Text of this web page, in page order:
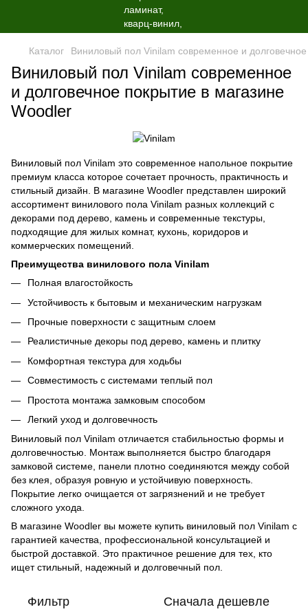
Каталог Виниловый пол Vinilam современное и
Виниловый пол Vinilam современное
и долговечное покрытие в магазине
Woodler
Виниловый пол Vinilam это современное напольное покрытие
премиум класса которое сочетает прочность, практичность и
стильный дизайн. В магазине Woodler представлен широкий
ассортимент винилового пола Vinilam разных коллекций с
декорами под дерево, камень и современные текстуры,
подходящие для жилых комнат, кухонь, коридоров и
коммерческих помещений.
Преимущества винилового пола Vinilam
Полная влагостойкость
Устойчивость к бытовым и механическим нагрузкам
Прочные поверхности с защитным слоем
Реалистичные декоры под дерево, камень и плитку
Комфортная текстура для ходьбы
Совместимость с системами теплый пол
Простота монтажа замковым способом
Легкий уход и долговечность
Виниловый пол Vinilam отличается стабильностью формы и
долговечностью. Монтаж выполняется быстро благодаря
замковой системе, панели плотно соединяются между собой
без клея, образуя ровную и устойчивую поверхность.
Покрытие легко очищается от загрязнений и не требует
сложного ухода.
В магазине Woodler вы можете купить виниловый пол Vinilam с
гарантией качества, профессиональной консультацией и
быстрой доставкой. Это практичное решение для тех, кто
ищет стильный, надежный и долговечный пол.
Фильтр Сначала дешевле